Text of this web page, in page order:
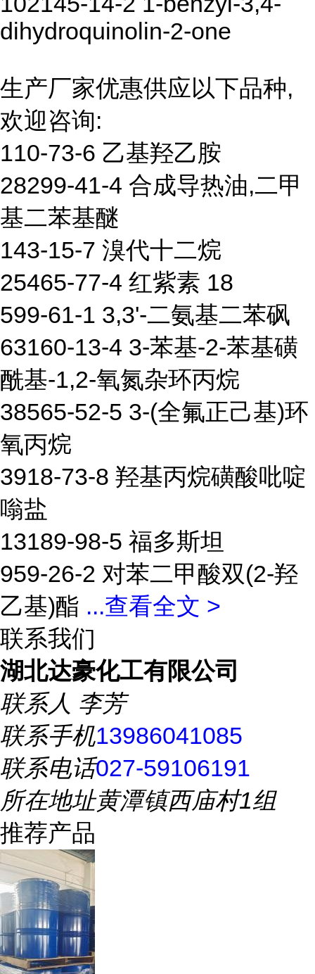
dihydroquinolin-2-one
生产厂家优惠供应以下品种,
欢迎咨询:
110-73-6 乙基羟乙胺
28299-41-4 合成导热油,二甲
基二苯基醚
143-15-7 溴代十二烷
25465-77-4 红紫素 18
599-61-1 3,3'-二氨基二苯砜
63160-13-4 3-苯基-2-苯基磺
酰基-1,2-氧氮杂环丙烷
38565-52-5 3-(全氟正己基)环
氧丙烷
3918-73-8 羟基丙烷磺酸吡啶
嗡盐
13189-98-5 福多斯坦
959-26-2 对苯二甲酸双(2-羟
乙基)酯 ...查看全文 >
联系我们
湖北达豪化工有限公司
联系人 李芳
联系手机13986041085
联系电话027-59106191
所在地址黄潭镇西庙村1组
推荐产品